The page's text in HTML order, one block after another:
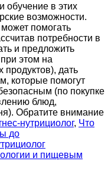
обучение в этих
возможности.
помогать
потребности в
и предложить
этом на
продуктов), дать
которые помогут
(по покупке
блюд,
Обратите внимание
нутрициолог, Что
до
и пищевым